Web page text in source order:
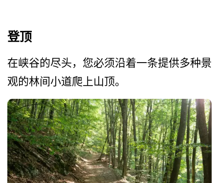
登顶
在峡谷的尽头，您必须沿着一­条提供多种景
观的林间小道爬上山顶。